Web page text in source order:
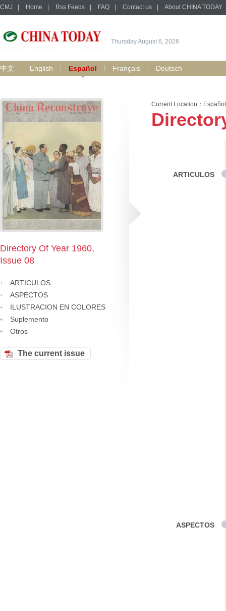
CMJ Home Rss Feeds FAQ Contact us About CHINA TODAY
Thursday August 6, 2026
中文 English Español Français Deutsch
Directory Of Year 1960,
Issue 08
ARTICULOS
ASPECTOS
ILUSTRACION EN COLORES
Suplemento
Otros
The current issue
Current Location： Español
ARTICULOS
ASPECTOS